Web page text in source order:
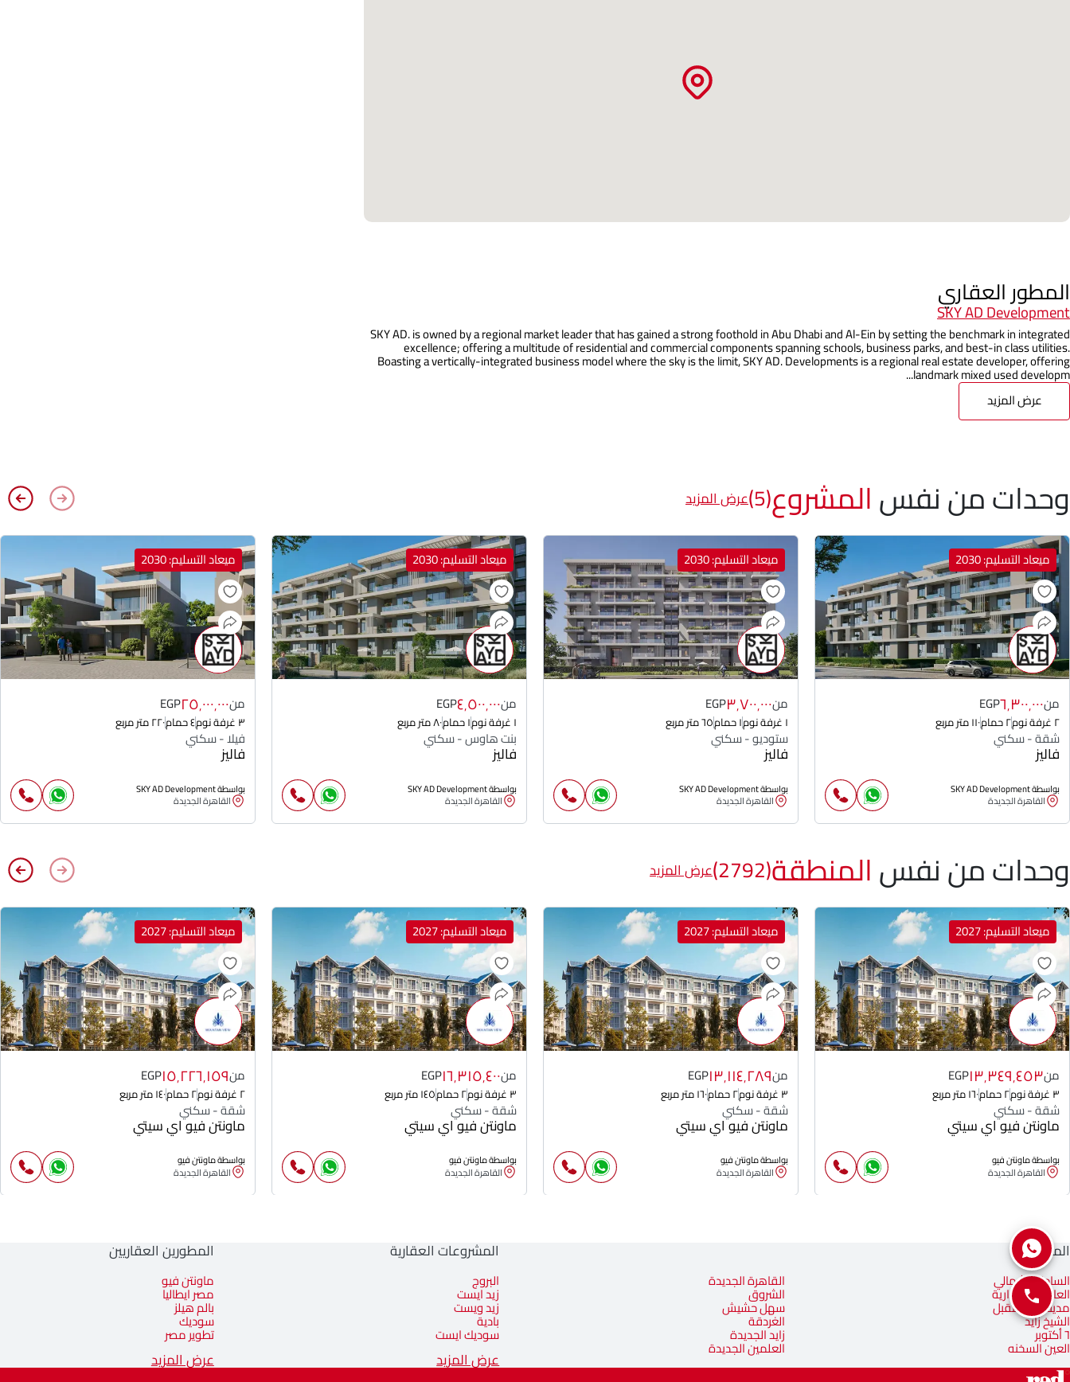
المطور العقاري
SKY AD Development
SKY AD. is owned by a regional market leader that has gained a strong foothold in Abu Dhabi and Al-Ein by setting the benchmark in integrated
excellence; offering a multitude of residential and commercial components spanning schools, business parks, and best-in class utilities.
Boasting a vertically-integrated business model where the sky is the limit, SKY AD. Developments is a regional real estate developer, offering
landmark mixed used developm...
عرض المزيد
وحدات من نفسالمشروع(5) عرض المزيد
ميعاد التسليم: 2030
من٦٬٣٠٠٬٠٠٠EGP
٢ غرفة نوم ٢ حمام ١١٠ متر مربع
شقة - سكني
فاليز
بواسطة SKY AD Development
القاهرة الجديدة
ميعاد التسليم: 2030
من٣٬٧٠٠٬٠٠٠EGP
١ غرفة نوم ١ حمام ٦٥ متر مربع
ستوديو - سكني
فاليز
بواسطة SKY AD Development
القاهرة الجديدة
ميعاد التسليم: 2030
من٤٬٥٠٠٬٠٠٠EGP
١ غرفة نوم ١ حمام ٨٠ متر مربع
بنت هاوس - سكني
فاليز
بواسطة SKY AD Development
القاهرة الجديدة
ميعاد التسليم: 2030
من٢٥٬٠٠٠٬٠٠٠EGP
٣ غرفة نوم ٤ حمام ٢٢٠ متر مربع
فيلا - سكني
فاليز
بواسطة SKY AD Development
القاهرة الجديدة
وحدات من نفسالمنطقة(2792) عرض المزيد
ميعاد التسليم: 2027
من١٣٬٣٤٩٬٤٥٣EGP
٣ غرفة نوم ٢ حمام ١٦٠ متر مربع
شقة - سكني
ماونتن فيو اي سيتي
بواسطة ماونتن فيو
القاهرة الجديدة
ميعاد التسليم: 2027
من١٣٬١١٤٬٢٨٩EGP
٣ غرفة نوم ٢ حمام ١٦٠ متر مربع
شقة - سكني
ماونتن فيو اي سيتي
بواسطة ماونتن فيو
القاهرة الجديدة
ميعاد التسليم: 2027
من١٦٬٣١٥٬٤٠٠EGP
٣ غرفة نوم ٢ حمام ١٤٥ متر مربع
شقة - سكني
ماونتن فيو اي سيتي
بواسطة ماونتن فيو
القاهرة الجديدة
ميعاد التسليم: 2027
من١٥٬٢٢٦٬١٥٩EGP
٢ غرفة نوم ٢ حمام ١٤٠ متر مربع
شقة - سكني
ماونتن فيو اي سيتي
بواسطة ماونتن فيو
القاهرة الجديدة
المناطق
الساحل الشمالي
العاصمة الإدارية
مدينة المستقبل
الشيخ زايد
٦ أكتوبر
العين السخنه
القاهرة الجديدة
الشروق
سهل حشيش
الغردقة
زايد الجديدة
العلمين الجديدة
المشروعات العقارية
البروج
زيد ايست
زيد ويست
بادية
سوديك ايست
عرض المزيد
المطورين العقاريين
ماونتن فيو
مصر ايطاليا
بالم هيلز
سوديك
تطوير مصر
عرض المزيد